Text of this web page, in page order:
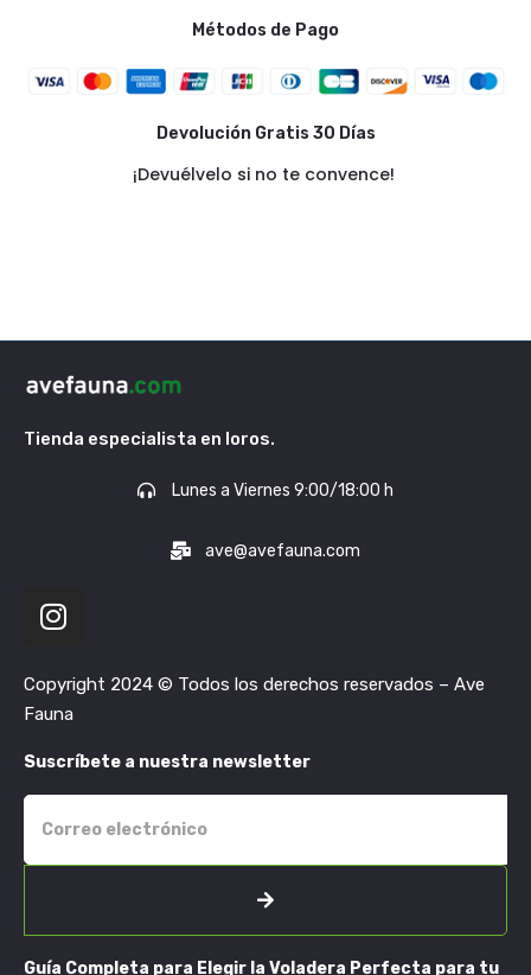
Métodos de Pago
Devolución Gratis 30 Días
¡Devuélvelo si no te convence!
Tienda especialista en loros.
Lunes a Viernes 9:00/18:00 h
ave@avefauna.com
Copyright 2024 © Todos los derechos reservados – Ave
Fauna
Suscríbete a nuestra newsletter
Guía Completa para Elegir la Voladera Perfecta para tu